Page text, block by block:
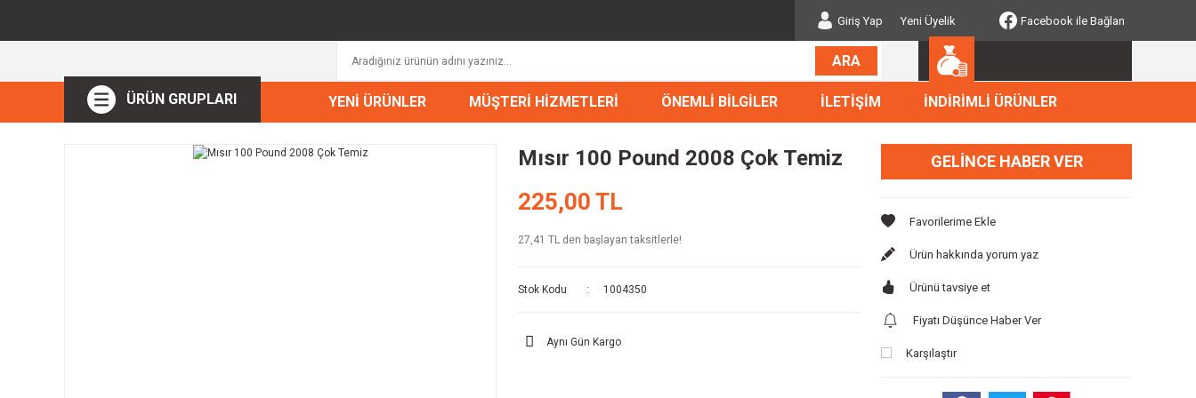
Giriş Yap Yeni Üyelik Facebook ile Bağlan
ARA
ÜRÜN GRUPLARI YENİ ÜRÜNLER MÜŞTERİ HİZMETLERİ ÖNEMLİ BİLGİLER İLETİŞİM İNDİRİMLİ ÜRÜNLER
Mısır 100 Pound 2008 Çok Temiz
225,00 TL
27,41 TL den başlayan taksitlerle!
Stok Kodu 1004350
Aynı Gün Kargo
GELINCE HABER VER
Ürün hakkında yorum yaz
Ürünü tavsiye et
Fiyatı Düşünce Haber Ver
Karşılaştır